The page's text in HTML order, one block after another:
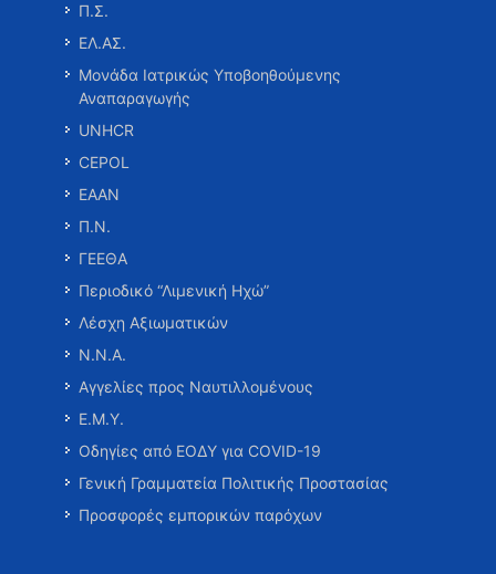
Π.Σ.
ΕΛ.ΑΣ.
Μονάδα Ιατρικώς Υποβοηθούμενης
Αναπαραγωγής
UNHCR
CEPOL
ΕΑΑΝ
Π.Ν.
ΓΕΕΘΑ
Περιοδικό “Λιμενική Ηχώ”
Λέσχη Αξιωματικών
Ν.Ν.Α.
Αγγελίες προς Ναυτιλλομένους
Ε.Μ.Υ.
Οδηγίες από ΕΟΔΥ για COVID-19
Γενική Γραμματεία Πολιτικής Προστασίας
Προσφορές εμπορικών παρόχων